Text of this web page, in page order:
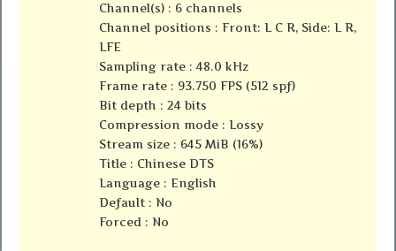
Channel(s) : 6 channels
Channel positions : Front: L C R, Side: L R,
LFE
Sampling rate : 48.0 kHz
Frame rate : 93.750 FPS (512 spf)
Bit depth : 24 bits
Compression mode : Lossy
Stream size : 645 MiB (16%)
Title : Chinese DTS
Language : English
Default : No
Forced : No